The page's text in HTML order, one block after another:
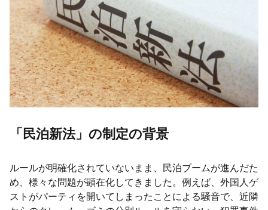
「民泊新法」の制定の背景
ルールが明確化されていないまま、民泊ブームが進んだた
め、様々な問題が顕在化してきました。例えば、外国人ゲ
ストがパーティを開いてしまったことによる騒音で、近隣